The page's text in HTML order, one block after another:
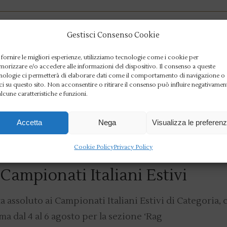
Gestisci Consenso Cookie
fornire le migliori esperienze, utilizziamo tecnologie come i cookie per
e/o accedere alle informazioni del dispositivo. Il consenso a queste
ci permetterà di elaborare dati come il comportamento di navigazione o
su questo sito. Non acconsentire o ritirare il consenso può influire
caratteristiche e funzioni.
Accetta Nega Visualizza le
Cookie PolicyPrivacy Policy
eliminato ai ripescaggi
azzurro per centrare la qualificazione alla finale
formato dai due portacolori del Cir
Italiani Estivi
ai Campionati Italiani Estivi di Categoria,
dal 4 al 6 agosto per la sezione ‘Rag